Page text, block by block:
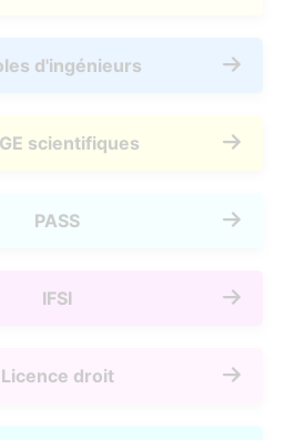
d'ingénieurs
scientifiques
PASS
IFSI
Licence droit